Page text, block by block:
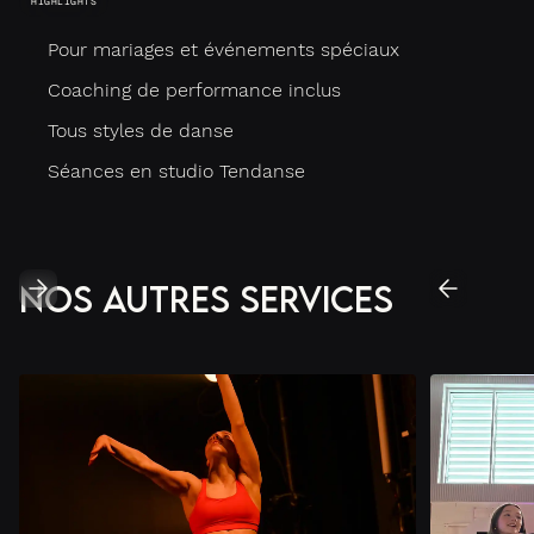
Pour mariages et événements spéciaux
Coaching de performance inclus
Tous styles de danse
Séances en studio Tendanse
Nos autres services